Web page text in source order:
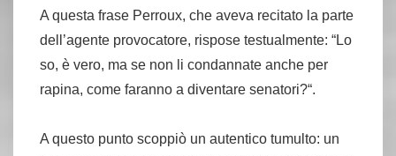
A questa frase Perroux, che aveva recitato la parte
dell’agente provocatore, rispose testualmente: “Lo
so, è vero, ma se non li condannate anche per
rapina, come faranno a diventare senatori?“.
A questo punto scoppiò un autentico tumulto: un